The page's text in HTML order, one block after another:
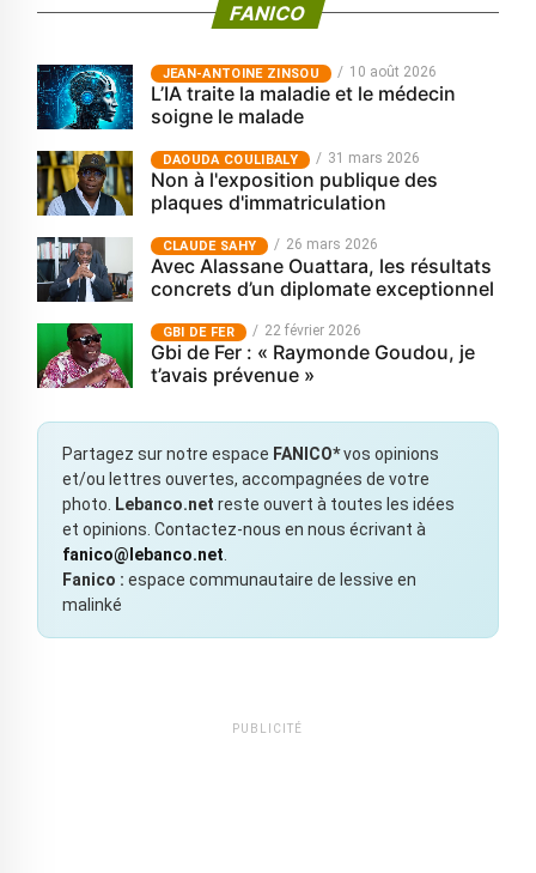
FANICO
JEAN-ANTOINE ZINSOU 10 août 2026
L’IA traite la maladie et le médecin
soigne le malade
‎DAOUDA COULIBALY 31 mars 2026
Non à l'exposition publique des
plaques d'immatriculation
CLAUDE SAHY 26 mars 2026
Avec Alassane Ouattara, les résultats
concrets d’un diplomate exceptionnel
GBI DE FER 22 février 2026
Gbi de Fer : « Raymonde Goudou, je
t’avais prévenue »
Partagez sur notre espace FANICO*vos opinions
et/ou lettres ouvertes, accompagnées de votre
photo.
Lebanco.net reste ouvert à toutes les idées
et opinions. Contactez-nous en nous écrivant à
fanico@lebanco.net
Fanico : espace communautaire de lessive en
malinké
PUBLICITÉ